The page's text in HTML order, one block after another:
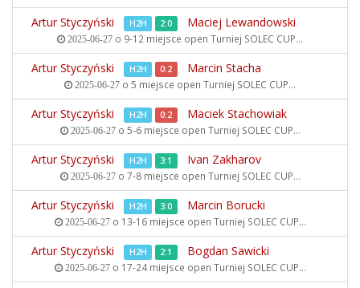
Artur Styczyński H2H 2:0 Maciej Lewandowski
2025-06-27 o 9-12 miejsce open Turniej SOLEC CUP...
Artur Styczyński H2H 0:2 Marcin Stacha
2025-06-27 o 5 miejsce open Turniej SOLEC CUP...
Artur Styczyński H2H 0:2 Maciek Stachowiak
2025-06-27o 5-6 miejsce open Turniej SOLEC CUP...
Artur Styczyński H2H 3:1 Ivan Zakharov
2025-06-27o 7-8 miejsce open Turniej SOLEC CUP...
Artur Styczyński H2H 3:0 Marcin Borucki
2025-06-27o 13-16 miejsce open Turniej SOLEC CUP...
Artur Styczyński H2H 2:1 Bogdan Sawicki
2025-06-27o 17-24 miejsce open Turniej SOLEC CUP...